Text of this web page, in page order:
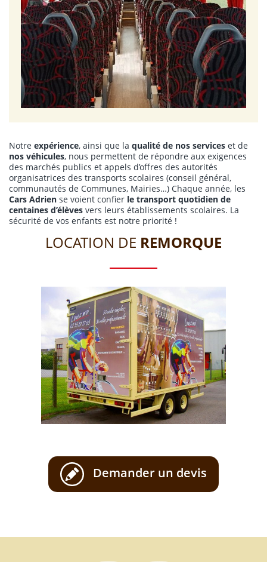
Notre expérience, ainsi que la qualité de nos services et de
nos véhicules, nous permettent de répondre aux exigences
des marchés publics et appels d’offres des autorités
organisatrices des transports scolaires (conseil général,
communautés de Communes, Mairies…) Chaque année, les
Cars Adrien se voient confier le transport quotidien de
centaines d’élèves vers leurs établissements scolaires. La
sécurité de vos enfants est notre priorité !
LOCATION DE REMORQUE
Demander un devis